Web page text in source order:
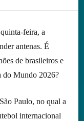
feira, a
antenas. É
de brasileiros e
do Mundo 2026?
Paulo, no qual a
internacional